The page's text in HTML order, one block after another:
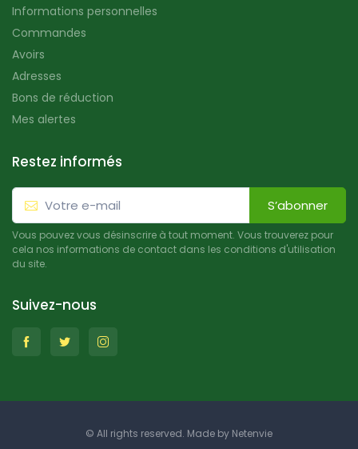
Informations personnelles
Commandes
Avoirs
Adresses
Bons de réduction
Mes alertes
Restez informés
S’abonner
Vous pouvez vous désinscrire à tout moment. Vous trouverez pour
cela nos informations de contact dans les conditions d'utilisation
du site.
Suivez-nous
© All rights reserved. Made by Netenvie